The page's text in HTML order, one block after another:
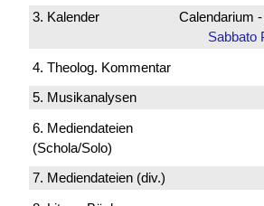
3. Kalender
Calendarium
Sabbato
4. Theolog. Kommentar
5. Musikanalysen
6. Mediendateien
(Schola/Solo)
7. Mediendateien (div.)